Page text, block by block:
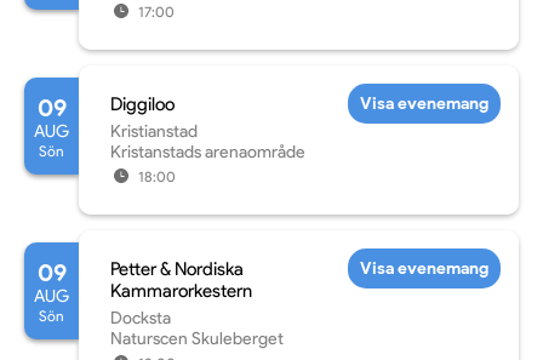
17:00
09
AUG
Sön
Diggiloo
Kristianstad
Kristanstads arenaområde
18:00
Visa evenemang
09
AUG
Sön
Petter & Nordiska
Kammarorkestern
Docksta
Naturscen Skuleberget
Visa evenemang